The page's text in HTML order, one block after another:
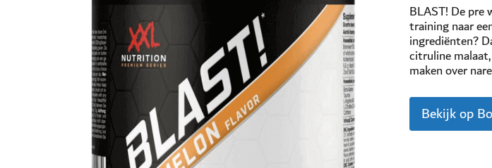
BLAST! De pre
training naar
ingrediënten?
citruline
maken over
Bekijk op